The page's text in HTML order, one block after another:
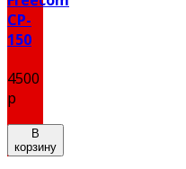
CP-
150
4500
р
В
корзину